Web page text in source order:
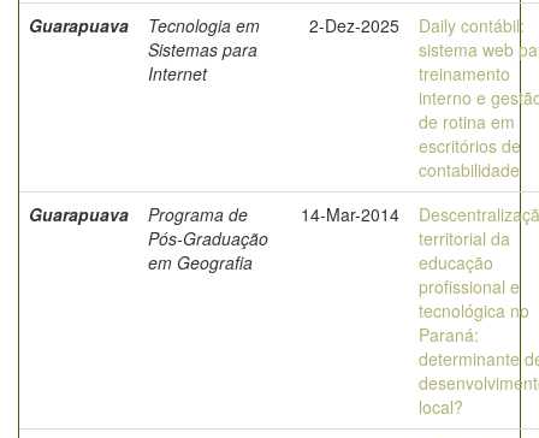
Guarapuava
Tecnologia em
Sistemas para
Internet
2-Dez-2025
Daily contábil:
sistema web
treinamento
interno e
de rotina em
escritórios de
contabilidade
Guarapuava
Programa de
Pós-Graduação
em Geografia
14-Mar-2014
territorial da
educação
profissional e
tecnológica no
Paraná:
determinante
local?